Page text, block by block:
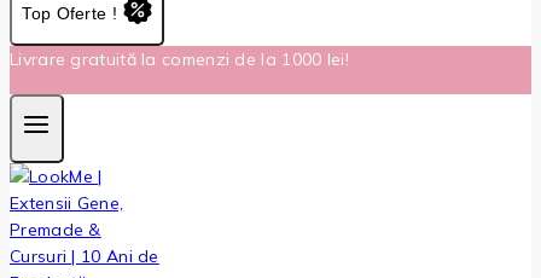
Top Oferte !
Livrare gratuită la comenzi de la 1000 lei!